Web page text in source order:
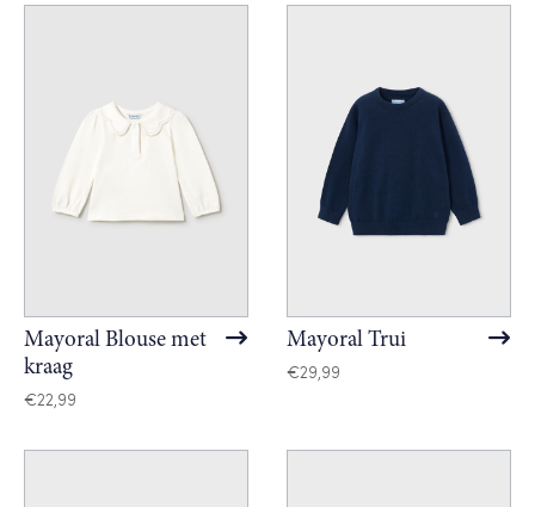
Mayoral Blouse met
kraag
€22,99
Mayoral Trui
€29,99